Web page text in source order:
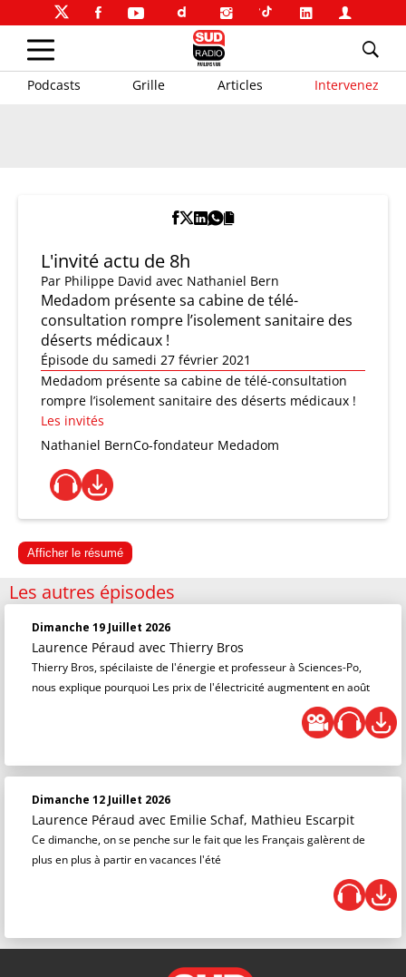
Podcasts Grille Articles Intervenez
L'invité actu de 8h
Par Philippe David avec Nathaniel Bern
Medadom présente sa cabine de télé-
consultation rompre l’isolement sanitaire des
déserts médicaux !
Épisode du samedi 27 février 2021
Medadom présente sa cabine de télé-consultation
rompre l’isolement sanitaire des déserts médicaux !
Les invités
Nathaniel BernCo-fondateur Medadom
Afficher le résumé
Les autres épisodes
Dimanche 19 Juillet 2026
Laurence Péraud avec Thierry Bros
Thierry Bros, spécilaiste de l'énergie et professeur à Sciences-Po,
nous explique pourquoi Les prix de l'électricité augmentent en août
Dimanche 12 Juillet 2026
Laurence Péraud avec Emilie Schaf, Mathieu Escarpit
Ce dimanche, on se penche sur le fait que les Français galèrent de
plus en plus à partir en vacances l'été